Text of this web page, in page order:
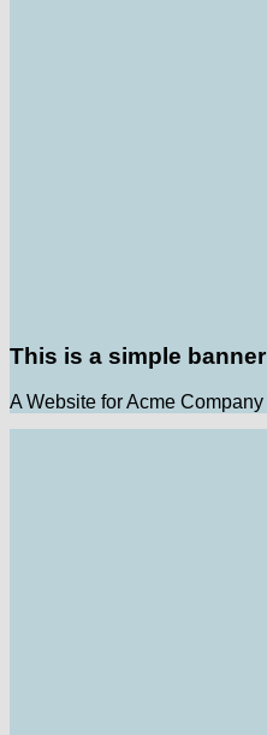
This is a simple banner
A Website for Acme Company